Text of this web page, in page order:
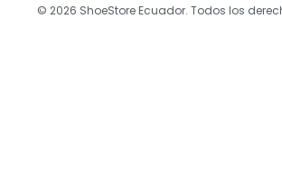
© 2026 ShoeStore Ecuador. Todos los